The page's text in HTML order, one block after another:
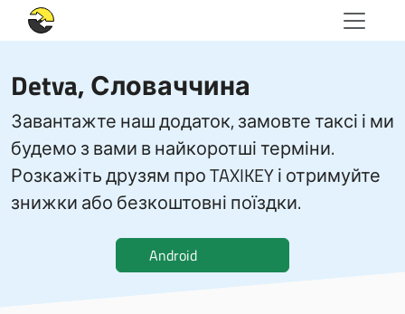
Detva, Словаччина
Завантажте наш додаток, замовте таксі і ми
будемо з вами в найкоротші терміни.
Розкажіть друзям про TAXIKEY і отримуйте
знижки або безкоштовні поїздки.
Android